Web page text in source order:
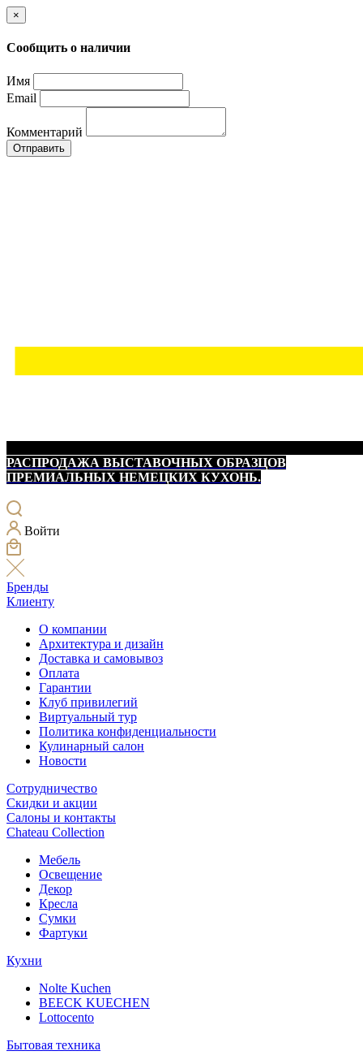
×
Сообщить о наличии
Имя
Email
Комментарий
Отправить
РАСПРОДАЖА ВЫСТАВОЧНЫХ ОБРАЗЦОВ
ПРЕМИАЛЬНЫХ НЕМЕЦКИХ КУХОНЬ.
Войти
Бренды
Клиенту
О компании
Архитектура и дизайн
Доставка и самовывоз
Оплата
Гарантии
Клуб привилегий
Виртуальный тур
Политика конфиденциальности
Кулинарный салон
Новости
Сотрудничество
Скидки и акции
Салоны и контакты
Chateau Collection
Мебель
Освещение
Декор
Кресла
Сумки
Фартуки
Кухни
Nolte Kuchen
BEECK KUECHEN
Lottocento
Бытовая техника